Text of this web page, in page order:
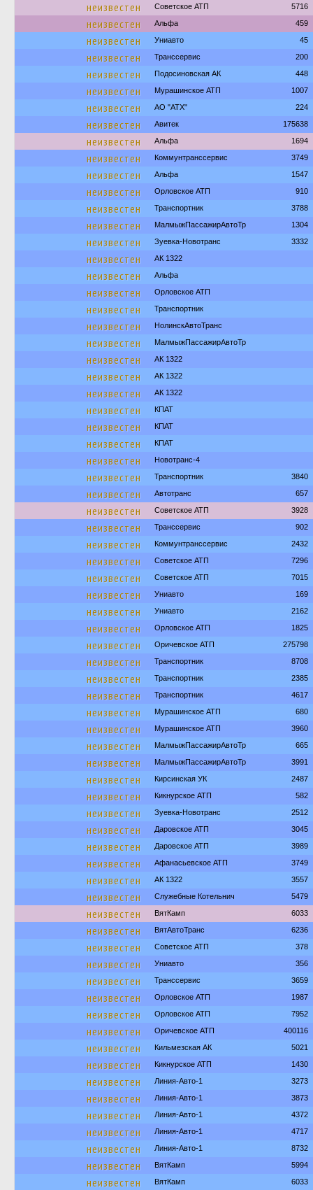
неизвестен Советское АТП 5716
неизвестен Альфа 459
неизвестен Униавто 45
неизвестен Транссервис 200
неизвестен Подосиновская АК 448
неизвестен Мурашинское АТП 1007
неизвестен АО "АТХ" 224
неизвестен Авитек 175638
неизвестен Альфа 1694
неизвестен Коммунтранссервис 3749
неизвестен Альфа 1547
неизвестен Орловское АТП 910
неизвестен Транспортник 3788
неизвестен МалмыжПассажирАвтоТр 1304
неизвестен Зуевка-Новотранс 3332
неизвестен АК 1322
неизвестен Альфа
неизвестен Орловское АТП
неизвестен Транспортник
неизвестен НолинскАвтоТранс
неизвестен МалмыжПассажирАвтоТр
неизвестен АК 1322
неизвестен АК 1322
неизвестен АК 1322
неизвестен КПАТ
неизвестен КПАТ
неизвестен КПАТ
неизвестен Новотранс-4
неизвестен Транспортник 3840
неизвестен Автотранс 657
неизвестен Советское АТП 3928
неизвестен Транссервис 902
неизвестен Коммунтранссервис 2432
неизвестен Советское АТП 7296
неизвестен Советское АТП 7015
неизвестен Униавто 169
неизвестен Униавто 2162
неизвестен Орловское АТП 1825
неизвестен Оричевское АТП 275798
неизвестен Транспортник 8708
неизвестен Транспортник 2385
неизвестен Транспортник 4617
неизвестен Мурашинское АТП 680
неизвестен Мурашинское АТП 3960
неизвестен МалмыжПассажирАвтоТр 665
неизвестен МалмыжПассажирАвтоТр 3991
неизвестен Кирсинская УК 2487
неизвестен Кикнурское АТП 582
неизвестен Зуевка-Новотранс 2512
неизвестен Даровское АТП 3045
неизвестен Даровское АТП 3989
неизвестен Афанасьевское АТП 3749
неизвестен АК 1322 3557
неизвестен Служебные Котельнич 5479
неизвестен ВятКамп 6033
неизвестен ВятАвтоТранс 6236
неизвестен Советское АТП 378
неизвестен Униавто 356
неизвестен Транссервис 3659
неизвестен Орловское АТП 1987
неизвестен Орловское АТП 7952
неизвестен Оричевское АТП 400116
неизвестен Кильмезская АК 5021
неизвестен Кикнурское АТП 1430
неизвестен Линия-Авто-1 3273
неизвестен Линия-Авто-1 3873
неизвестен Линия-Авто-1 4372
неизвестен Линия-Авто-1 4717
неизвестен Линия-Авто-1 8732
неизвестен ВятКамп 5994
неизвестен ВятКамп 6033